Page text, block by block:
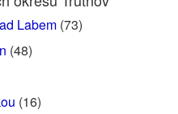
Labem (73)
(48)
(16)